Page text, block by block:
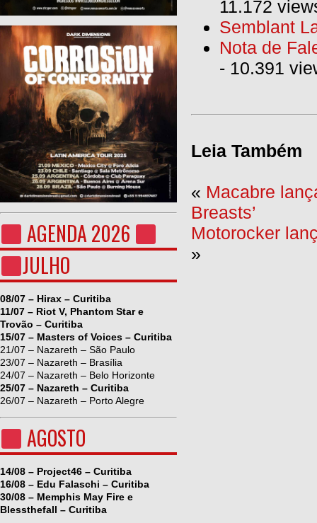
AGENDA 2026
JULHO
08/07 – Hirax – Curitiba
11/07 – Riot V, Phantom Star e
Trovão – Curitiba
15/07 – Masters of Voices – Curitiba
21/07 – Nazareth – São Paulo
23/07 – Nazareth – Brasília
24/07 – Nazareth – Belo Horizonte
25/07 – Nazareth – Curitiba
26/07 – Nazareth – Porto Alegre
AGOSTO
14/08 – Project46 – Curitiba
16/08 – Edu Falaschi – Curitiba
30/08 – Memphis May Fire e
Blessthefall – Curitiba
11.172
Semblant
Nota de
- 10.391
Leia Também
« Macabre
Breasts’
Motorocker
»